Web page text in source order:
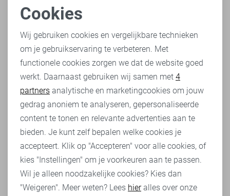
Noodzakelijke cookies
Personalisatie cookies
Analytische cookies
Marketing cookies
Cookies
Wij gebruiken cookies en vergelijkbare technieken
om je gebruikservaring te verbeteren. Met
functionele cookies zorgen we dat de website goed
werkt. Daarnaast gebruiken wij samen met 4
partners analytische en marketingcookies om jouw
gedrag anoniem te analyseren, gepersonaliseerde
content te tonen en relevante advertenties aan te
bieden. Je kunt zelf bepalen welke cookies je
accepteert. Klik op "Accepteren" voor alle cookies, of
kies "Instellingen" om je voorkeuren aan te passen.
Wil je alleen noodzakelijke cookies? Kies dan
"Weigeren". Meer weten? Lees hieralles over onze